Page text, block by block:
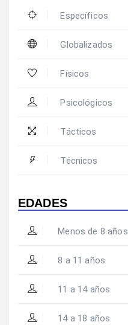
Específicos
Globalizados
Físicos
Psicológicos
Tácticos
Técnicos
EDADES
Menos de 8 años
8 a 11 años
11 a 14 años
14 a 18 años